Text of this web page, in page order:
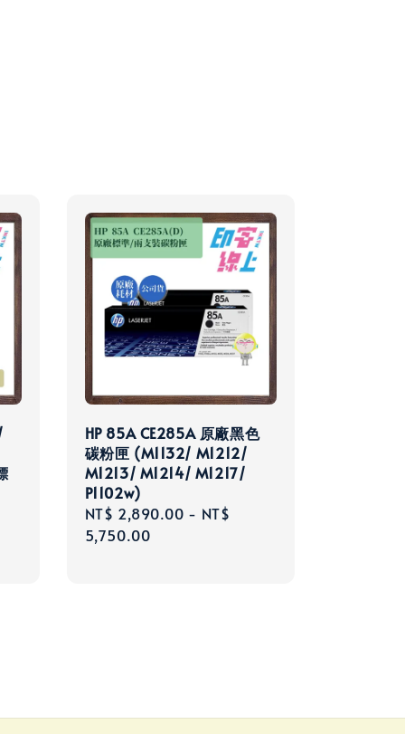
HP 85A CE285A 原廠黑色
碳粉匣 (M1132/ M1212/
M1213/ M1214/ M1217/
P1102w)
Regular
price
NT$ 2,890.00 - NT$
5,750.00